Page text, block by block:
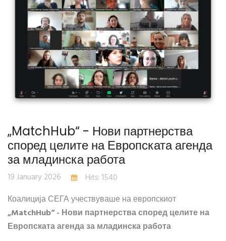
„MatchHub“ - Нови партнерства
според целите на Европската агенда
за младинска работа
19 January 2026
Hits: 1540
Коалиција СЕГА учествуваше на европскиот
„MatchHub“ - Нови партнерства според целите на
Европската агенда за младинска работа